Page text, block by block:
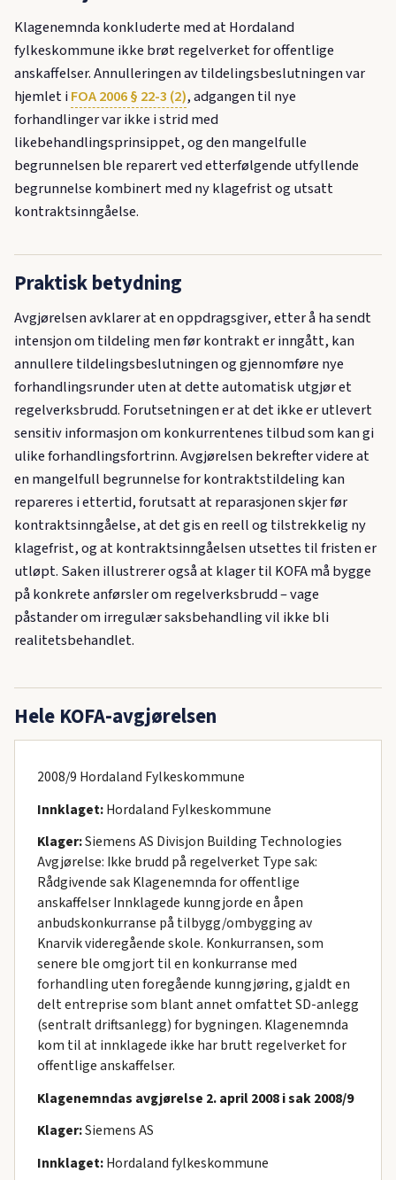
Klagenemnda konkluderte med at Hordaland
fylkeskommune ikke brøt regelverket for offentlige
anskaffelser. Annulleringen av tildelingsbeslutningen var
hjemlet iFOA 2006 § 22-3 (2), adgangen til nye
forhandlinger var ikke i strid med
likebehandlingsprinsippet, og den mangelfulle
begrunnelsen ble reparert ved etterfølgende utfyllende
begrunnelse kombinert med ny klagefrist og utsatt
kontraktsinngåelse.
Praktisk betydning
Avgjørelsen avklarer at en oppdragsgiver, etter å ha sendt
intensjon om tildeling men før kontrakt er inngått, kan
annullere tildelingsbeslutningen og gjennomføre nye
forhandlingsrunder uten at dette automatisk utgjør et
regelverksbrudd. Forutsetningen er at det ikke er utlevert
sensitiv informasjon om konkurrentenes tilbud som kan gi
ulike forhandlingsfortrinn. Avgjørelsen bekrefter videre at
en mangelfull begrunnelse for kontraktstildeling kan
repareres i ettertid, forutsatt at reparasjonen skjer før
kontraktsinngåelse, at det gis en reell og tilstrekkelig ny
klagefrist, og at kontraktsinngåelsen utsettes til fristen er
utløpt. Saken illustrerer også at klager til KOFA må bygge
på konkrete anførsler om regelverksbrudd – vage
påstander om irregulær saksbehandling vil ikke bli
realitetsbehandlet.
Hele KOFA-avgjørelsen
2008/9 Hordaland Fylkeskommune
Innklaget:Hordaland Fylkeskommune
Klager:Siemens AS Divisjon Building Technologies
Avgjørelse: Ikke brudd på regelverket Type sak:
Rådgivende sak Klagenemnda for offentlige
anskaffelser Innklagede kunngjorde en åpen
anbudskonkurranse på tilbygg/ombygging av
Knarvik videregående skole. Konkurransen, som
senere ble omgjort til en konkurranse med
forhandling uten foregående kunngjøring, gjaldt en
delt entreprise som blant annet omfattet SD-anlegg
(sentralt driftsanlegg) for bygningen. Klagenemnda
kom til at innklagede ikke har brutt regelverket for
offentlige anskaffelser.
Klagenemndas avgjørelse 2. april 2008 i sak 2008/9
Klager:Siemens AS
Innklaget:Hordaland fylkeskommune